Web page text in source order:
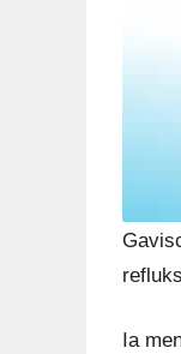
Ia